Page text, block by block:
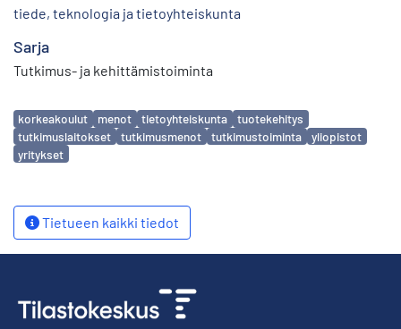
tiede, teknologia ja tietoyhteiskunta
Sarja
Tutkimus- ja kehittämistoiminta
Avainsanat
korkeakoulut menot tietoyhteiskunta
tuotekehitys
tutkimuslaitokset
tutkimusmenot tutkimustoiminta
yliopistot
yritykset
Tietueen kaikki tiedot